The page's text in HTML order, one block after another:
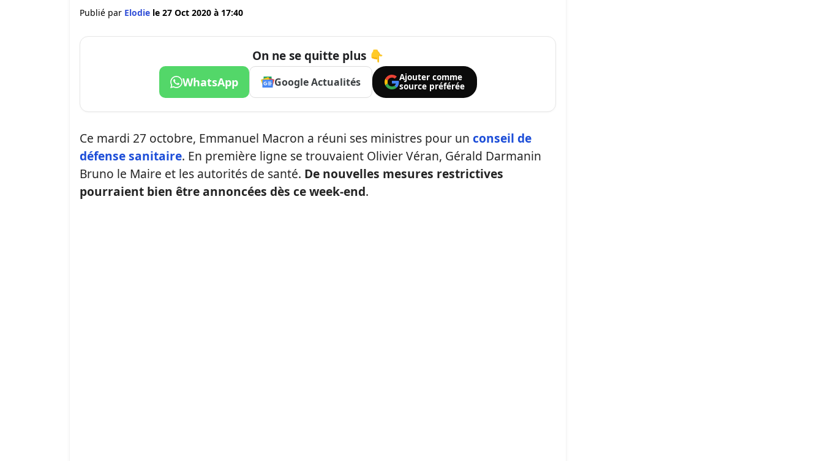
Publié par Elodie le 27 Oct 2020 à 17:40
On ne se quitte plus 👇
WhatsApp Google Actualités
Ajouter comme
source préférée
Ce mardi 27 octobre, Emmanuel Macron a réuni ses ministres pour un conseil de
défense sanitaire. En première ligne se trouvaient Olivier Véran, Gérald Darmanin
Bruno le Maire et les autorités de santé. De nouvelles mesures restrictives
pourraient bien être annoncées dès ce week-end.